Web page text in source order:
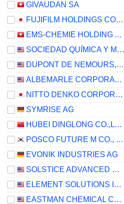
GIVAUDAN SA
FUJIFILM HOLDINGS CORPORATION
EMS-CHEMIE HOLDING AG
SOCIEDAD QUÍMICA Y MINERA DE CHILE S.A.
DUPONT DE NEMOURS, INC.
ALBEMARLE CORPORATION
NITTO DENKO CORPORATION
SYMRISE AG
HUBEI DINGLONG CO.,LTD.
POSCO FUTURE M CO., LTD.
EVONIK INDUSTRIES AG
SOLSTICE ADVANCED MATERIALS, INC.
ELEMENT SOLUTIONS INC
EASTMAN CHEMICAL COMPANY